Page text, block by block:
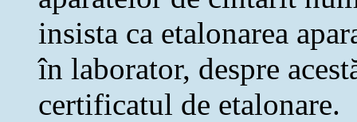
insista ca etalonarea
în laborator, despre
certificatul de etalonare.